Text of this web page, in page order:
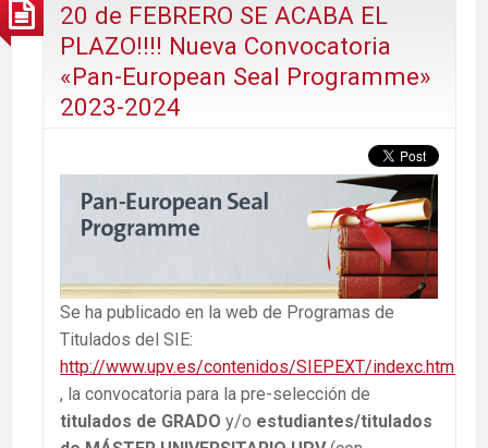
20 de FEBRERO SE ACABA EL
PLAZO!!!! Nueva Convocatoria
«Pan-European Seal Programme»
2023-2024
Se ha publicado en la web de Programas de
Titulados del SIE:
http://www.upv.es/contenidos/SIEPEXT/indexc.html
, la convocatoria para la pre-selección de
titulados de GRADO y/o estudiantes/titulados